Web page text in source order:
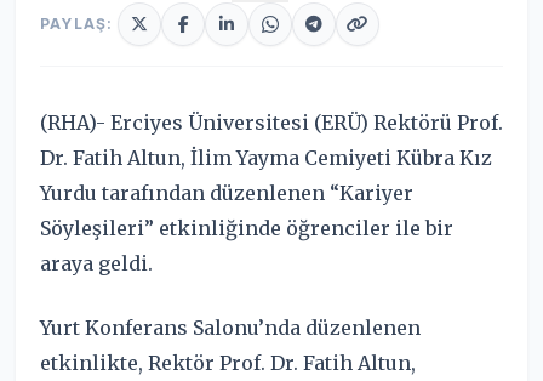
PAYLAŞ:
(RHA)- Erciyes Üniversitesi (ERÜ) Rektörü Prof.
Dr. Fatih Altun, İlim Yayma Cemiyeti Kübra Kız
Yurdu tarafından düzenlenen “Kariyer
Söyleşileri” etkinliğinde öğrenciler ile bir
araya geldi.
Yurt Konferans Salonu’nda düzenlenen
etkinlikte, Rektör Prof. Dr. Fatih Altun,